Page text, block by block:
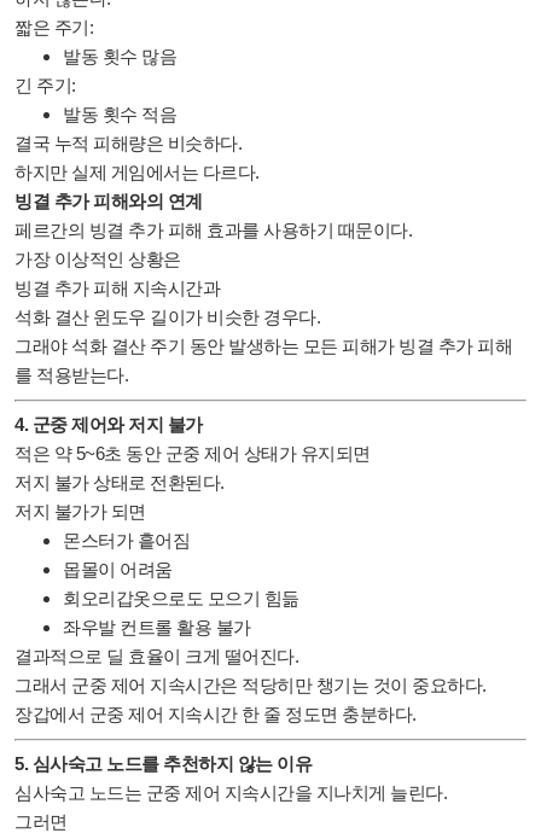
짧은 주기:
발동 횟수 많음
긴 주기:
발동 횟수 적음
결국 누적 피해량은 비슷하다.
하지만 실제 게임에서는 다르다.
빙결 추가 피해와의 연계
페르간의 빙결 추가 피해 효과를 사용하기 때문이다.
가장 이상적인 상황은
빙결 추가 피해 지속시간과
석화 결산 윈도우 길이가 비슷한 경우다.
그래야 석화 결산 주기 동안 발생하는 모든 피해가 빙결 추가 피해
를 적용받는다.
4. 군중 제어와 저지 불가
적은 약 5~6초 동안 군중 제어 상태가 유지되면
저지 불가 상태로 전환된다.
저지 불가가 되면
몬스터가 흩어짐
몹몰이 어려움
회오리갑옷으로도 모으기 힘듦
좌우발 컨트롤 활용 불가
결과적으로 딜 효율이 크게 떨어진다.
그래서 군중 제어 지속시간은 적당히만 챙기는 것이 중요하다.
장갑에서 군중 제어 지속시간 한 줄 정도면 충분하다.
5. 심사숙고 노드를 추천하지 않는 이유
심사숙고 노드는 군중 제어 지속시간을 지나치게 늘린다.
그러면